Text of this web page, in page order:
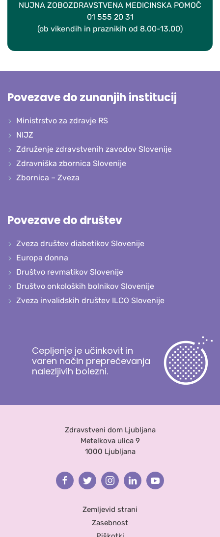
NUJNA ZOBOZDRAVSTVENA MEDICINSKA POMOČ
01 555 20 31
(ob vikendih in praznikih od 8.00-13.00)
Povezave do zunanjih institucij
Ministrstvo za zdravje RS
NIJZ
Združenje zdravstvenih zavodov Slovenije
Zdravniška zbornica Slovenije
Zbornica – Zveza
Povezave do društev
Zveza društev diabetikov Slovenije
Europa donna
Društvo revmatikov Slovenije
Društvo onkoloških bolnikov Slovenije
Zveza invalidskih društev ILCO Slovenije
Cepljenje je učinkovit in
varen način preprečevanja
nalezljivih bolezni.
Zdravstveni dom Ljubljana
Metelkova ulica 9
1000 Ljubljana
FacebookTwitterInstagramLinkedinYoutube
Zemljevid strani
Zasebnost